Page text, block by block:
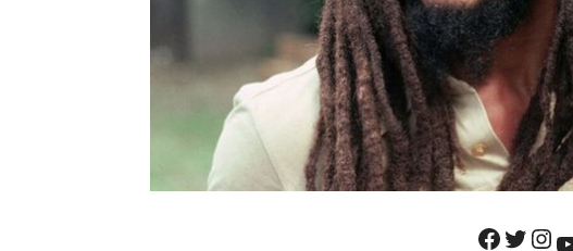
Facebook Twitter Instagram YouTube